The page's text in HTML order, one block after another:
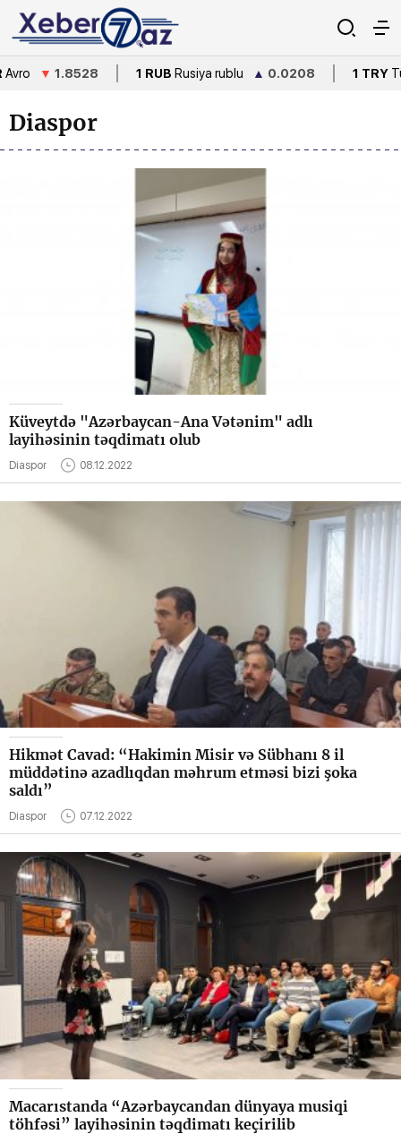
1 RUBRusiya rublu ▲0.0208 1 TRYTürkiyə lirəsi ▼
Diaspor
Küveytdə "Azərbaycan-Ana Vətənim" adlı
layihəsinin təqdimatı olub
Diaspor 08.12.2022
Hikmət Cavad: “Hakimin Misir və Sübhanı 8 il
müddətinə azadlıqdan məhrum etməsi bizi şoka
saldı”
Diaspor 07.12.2022
Macarıstanda “Azərbaycandan dünyaya musiqi
töhfəsi” layihəsinin təqdimatı keçirilib